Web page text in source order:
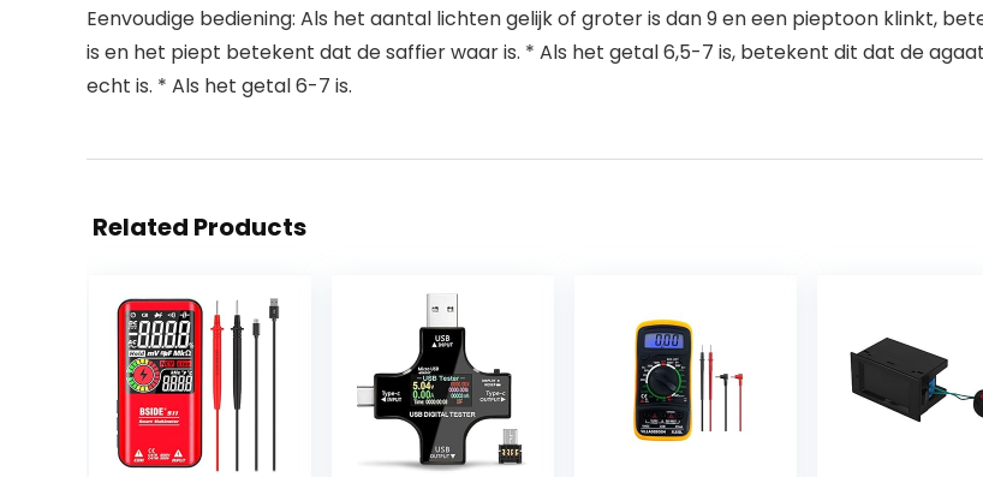
Eenvoudige bediening: Als het aantal lichten gelijk of groter is dan 9 en een pieptoon klinkt,
is en het piept betekent dat de saffier waar is. * Als het getal 6,5-7 is, betekent dit dat de
echt is. * Als het getal 6-7 is.
Related Products